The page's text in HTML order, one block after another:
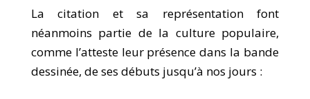
La citation et sa représentation font
néanmoins partie de la culture populaire,
comme l’atteste leur présence dans la bande
dessinée, de ses débuts jusqu’à nos jours :